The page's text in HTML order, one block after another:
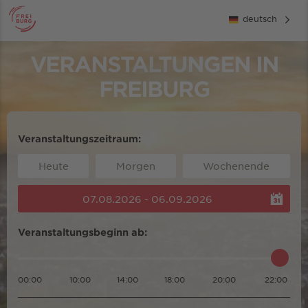
deutsch
VERANSTALTUNGEN IN
FREIBURG
Veranstaltungszeitraum:
Heute Morgen Wochenende
07.08.2026 - 06.09.2026
Veranstaltungsbeginn ab:
00:00 10:00 14:00 18:00 20:00 22:00